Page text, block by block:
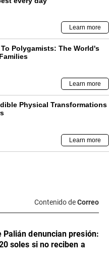
Contenido deCorreo
Palián denuncian presión:
soles si no reciben a